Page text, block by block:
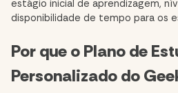
estágio inicial de aprendizagem,
disponibilidade de tempo para os
Por que o Plano de
Personalizado do